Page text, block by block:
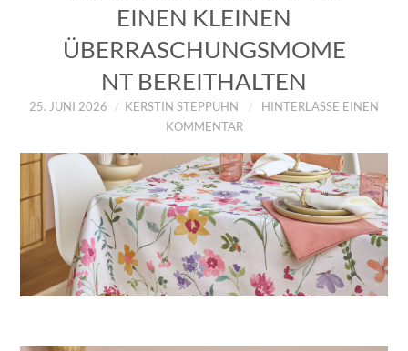
EINEN KLEINEN
ÜBERRASCHUNGSMOME
NT BEREITHALTEN
25. JUNI 2026 KERSTIN STEPPUHN
HINTERLASSE EINEN
KOMMENTAR